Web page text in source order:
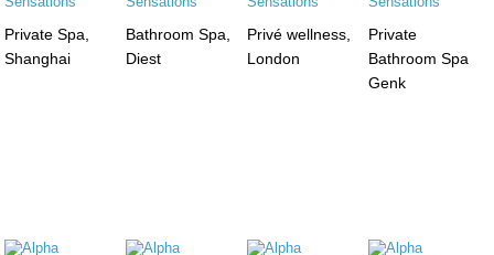
Private Spa,
Shanghai
Bathroom Spa,
Diest
Privé wellness,
London
Private
Bathroom Spa
Genk